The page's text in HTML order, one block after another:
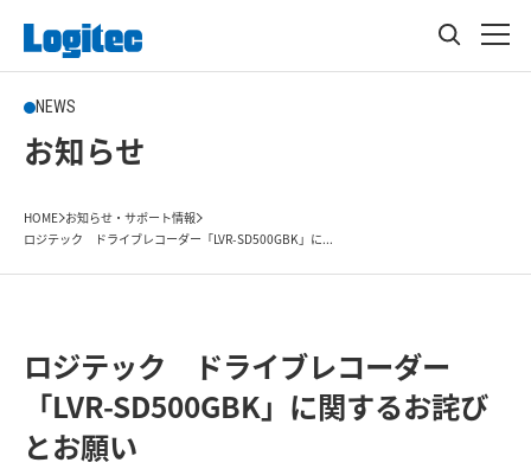
NEWS
お知らせ
HOME お知らせ・サポート情報
ロジテック ドライブレコーダー「LVR-SD500GBK」に...
ロジテック ドライブレコーダー
「LVR-SD500GBK」に関するお詫び
とお願い